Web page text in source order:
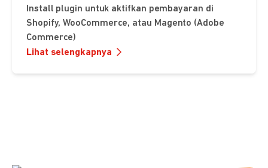
Install plugin untuk aktifkan pembayaran di
Shopify, WooCommerce, atau Magento (Adobe
Commerce)
Lihat selengkapnya